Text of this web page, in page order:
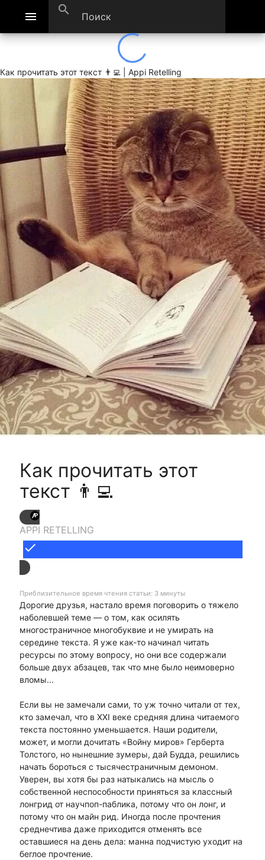
menu search
Как прочитать этот текст 👨‍💻 | Appi Retelling
Как прочитать этот
текст 👨‍💻
APPI RETELLING
done
Приблизительное время чтения статьи: 3 минуты
Дорогие друзья, настало время поговорить о тяжело
наболевшей теме — о том, как осилять
многостраничное многобуквие и не умирать на
середине текста. Я уже как-то начинал читать
ресурсы по этому вопросу, но они все содержали
больше двух абзацев, так что мне было неимоверно
вломы...
Если вы не замечали сами, то уж точно читали от тех,
кто замечал, что в XXI веке средняя длина читаемого
текста постоянно уменьшается. Наши родители,
может, и могли дочитать «Войну миров» Герберта
Толстого, но нынешние зумеры, дай Будда, решились
начать бороться с тысячестраничным демоном.
Уверен, вы хотя бы раз натыкались на мысль о
собственной неспособности приняться за классный
лонгрид от научпоп-паблика, потому что он лонг, и
потому что он майн рид. Иногда после прочтения
среднечтива даже приходится отменять все
оставшиеся на день дела: манна подчистую уходит на
беглое прочтение.